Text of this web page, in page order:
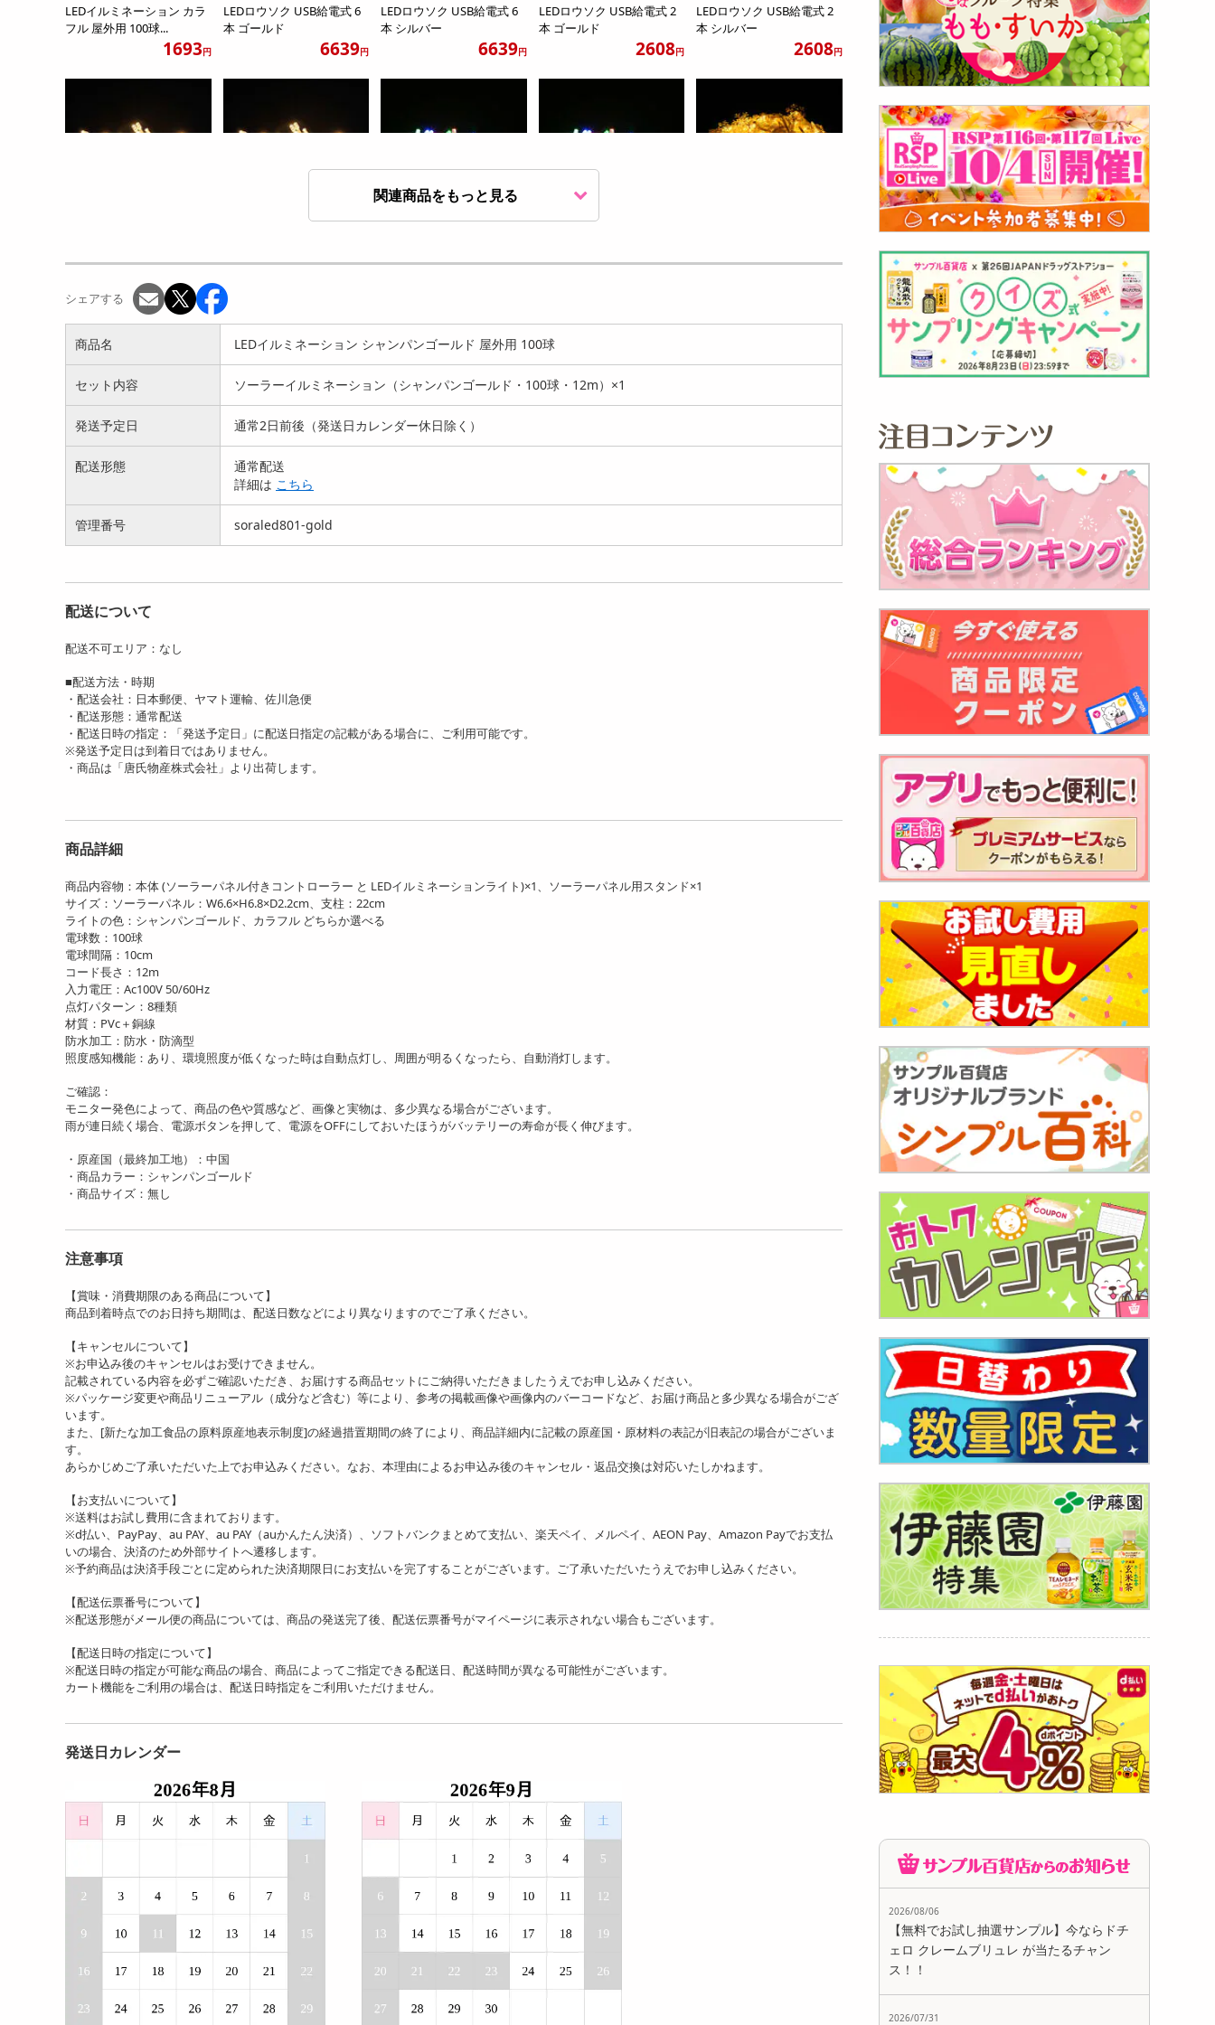
LEDイルミネーション カラ
フル 屋外用 100球...
1693円
LEDロウソク USB給電式 6
本 ゴールド
6639円
LEDロウソク USB給電式 6
本 シルバー
6639円
LEDロウソク USB給電式 2
本 ゴールド
2608円
LEDロウソク USB給電式 2
本 シルバー
2608円
【シャンパンゴールド/USB
1590円
【カラフル/電池タイプ】雪
の結晶LEDフェアリーラ...
1590円 1590円 1490円 1490円
【カラフル/電池タイプ】星
LEDフェアリーライト...
1490円
【カラフル/USBタイプ】星
LEDフェアリーライ...
1490円
関連商品をもっと見る
シェアする
商品名 LEDイルミネーション シャンパンゴールド 屋外用 100球
セット内容 ソーラーイルミネーション（シャンパンゴールド・100球・12m）×1
発送予定日 通常2日前後（発送日カレンダー休日除く）
配送形態
通常配送
詳細は こちら
管理番号 soraled801-gold
配送について
配送不可エリア：なし
■配送方法・時期
・配送会社：日本郵便、ヤマト運輸、佐川急便
・配送形態：通常配送
・配送日時の指定：「発送予定日」に配送日指定の記載がある場合に、ご利用可能です。
※発送予定日は到着日ではありません。
・商品は「唐氏物産株式会社」より出荷します。
商品詳細
商品内容物：本体 (ソーラーパネル付きコントローラー と LEDイルミネーションライト)×1、ソーラーパネル用スタンド×1
サイズ：ソーラーパネル：W6.6×H6.8×D2.2cm、支柱：22cm
ライトの色：シャンパンゴールド、カラフル どちらか選べる
電球数：100球
電球間隔：10cm
コード長さ：12m
入力電圧：Ac100V 50/60Hz
点灯パターン：8種類
材質：PVc＋銅線
防水加工：防水・防滴型
照度感知機能：あり、環境照度が低くなった時は自動点灯し、周囲が明るくなったら、自動消灯します。
ご確認：
モニター発色によって、商品の色や質感など、画像と実物は、多少異なる場合がございます。
雨が連日続く場合、電源ボタンを押して、電源をOFFにしておいたほうがバッテリーの寿命が長く伸びます。
・原産国（最終加工地）：中国
・商品カラー：シャンパンゴールド
・商品サイズ：無し
注意事項
【賞味・消費期限のある商品について】
商品到着時点でのお日持ち期間は、配送日数などにより異なりますのでご了承ください。
【キャンセルについて】
※お申込み後のキャンセルはお受けできません。
記載されている内容を必ずご確認いただき、お届けする商品セットにご納得いただきましたうえでお申し込みください。
※パッケージ変更や商品リニューアル（成分など含む）等により、参考の掲載画像や画像内のバーコードなど、お届け商品と多少異なる場合がござ
います。
また、[新たな加工食品の原料原産地表示制度]の経過措置期間の終了により、商品詳細内に記載の原産国・原材料の表記が旧表記の場合がございま
す。
あらかじめご了承いただいた上でお申込みください。なお、本理由によるお申込み後のキャンセル・返品交換は対応いたしかねます。
【お支払いについて】
※送料はお試し費用に含まれております。
※d払い、PayPay、au PAY、au PAY（auかんたん決済）、ソフトバンクまとめて支払い、楽天ペイ、メルペイ、AEON Pay、Amazon Payでお支払
いの場合、決済のため外部サイトへ遷移します。
※予約商品は決済手段ごとに定められた決済期限日にお支払いを完了することがございます。ご了承いただいたうえでお申し込みください。
【配送伝票番号について】
※配送形態がメール便の商品については、商品の発送完了後、配送伝票番号がマイページに表示されない場合もございます。
【配送日時の指定について】
※配送日時の指定が可能な商品の場合、商品によってご指定できる配送日、配送時間が異なる可能性がございます。
カート機能をご利用の場合は、配送日時指定をご利用いただけません。
発送日カレンダー
2026/08/06
【無料でお試し抽選サンプル】今ならドチ
ェロ クレームブリュレ が当たるチャン
ス！！
2026/07/31